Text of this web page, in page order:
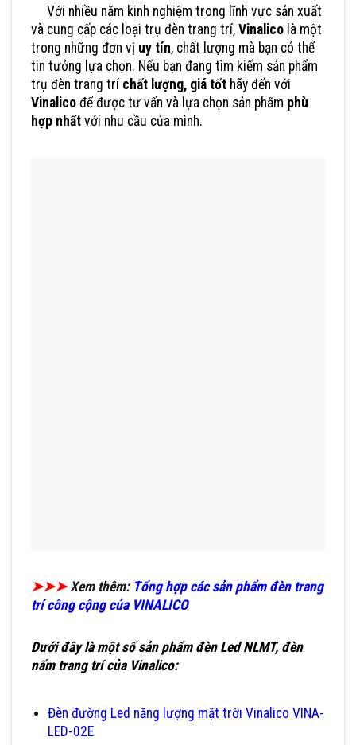
Với nhiều năm kinh nghiệm trong lĩnh vực sản xuất
và cung cấp các loại trụ đèn trang trí, Vinalico là một
trong những đơn vị uy tín, chất lượng mà bạn có thể
tin tưởng lựa chọn. Nếu bạn đang tìm kiếm sản phẩm
trụ đèn trang trí chất lượng, giá tốt hãy đến với
Vinalico để được tư vấn và lựa chọn sản phẩm phù
hợp nhất với nhu cầu của mình.
➤➤➤Xem thêm: Tổng hợp các sản phẩm đèn trang
trí công cộng của VINALICO
Dưới đây là một số sản phẩm đèn Led NLMT, đèn
nấm trang trí của Vinalico:
Đèn đường Led năng lượng mặt trời Vinalico VINA-
LED-02E